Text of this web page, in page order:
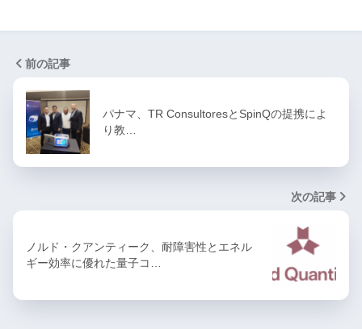
前の記事
パナマ、TR ConsultoresとSpinQの提携によ
り教…
次の記事
ノルド・クアンティーク、耐障害性とエネル
ギー効率に優れた量子コ…